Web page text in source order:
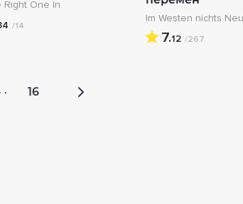
Right One In
/14
Im Westen nichts
7.12 /267
· 16